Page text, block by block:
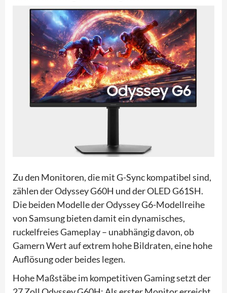
Zu den Monitoren, die mit G-Sync kompatibel sind,
zählen der Odyssey G60H und der OLED G61SH.
Die beiden Modelle der Odyssey G6-Modellreihe
von Samsung bieten damit ein dynamisches,
ruckelfreies Gameplay – unabhängig davon, ob
Gamern Wert auf extrem hohe Bildraten, eine hohe
Auflösung oder beides legen.
Hohe Maßstäbe im kompetitiven Gaming setzt der